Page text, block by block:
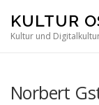
zum
Inhalt
KULTUR
Kultur und
Norbert